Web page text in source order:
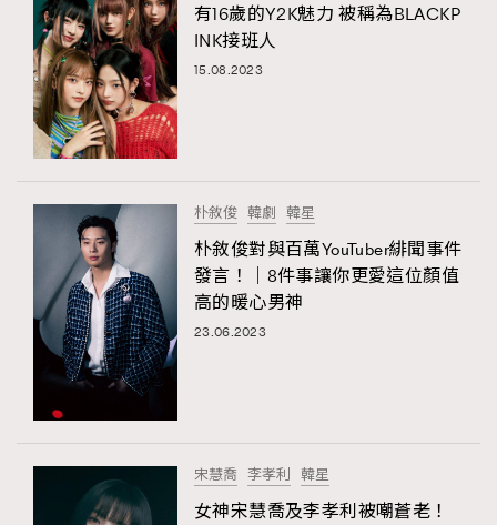
有16歲的Y2K魅力 被稱為BLACKP
INK接班人
15.08.2023
朴敘俊 韓劇 韓星
朴敘俊對與百萬YouTuber緋聞事件
發言！｜8件事讓你更愛這位顏值
高的暖心男神
23.06.2023
宋慧喬 李孝利 韓星
女神宋慧喬及李孝利被嘲蒼老！